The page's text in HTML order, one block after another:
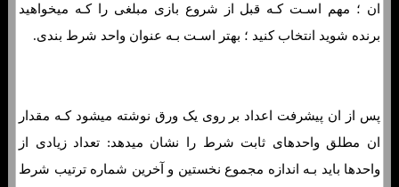
ان ؛ مهم اسـت کـه قبل از شروع بازی مبلغی را کـه میخواهید
برنده شوید انتخاب کنید ؛ بهتر اسـت بـه عنوان واحد شرط بندی.
پس از ان پیشرفت اعداد بر روی یک ورق نوشته میشود کـه مقدار
ان مطلق واحدهای ثابت شرط را نشان میدهد: تعداد زیادی از
واحدها باید بـه اندازه مجموع نخستین و آخرین شماره ترتیب شرط